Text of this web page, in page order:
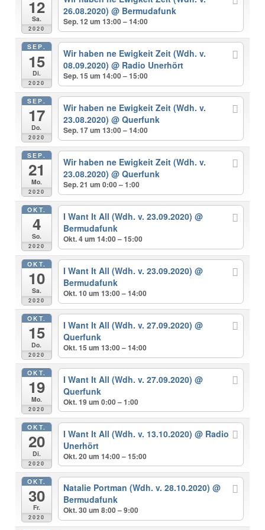
12
Sa.
2020
26.08.2020) @ Bermudafunk
Sep. 12 um 13:00 – 14:00
SEP.
15
Di.
2020
Wir haben ne Ewigkeit Zeit (Wdh. v.
08.09.2020) @ Radio Unerhört
Sep. 15 um 14:00 – 15:00
SEP.
17
Do.
2020
Wir haben ne Ewigkeit Zeit (Wdh. v.
23.08.2020) @ Querfunk
Sep. 17 um 13:00 – 14:00
SEP.
21
Mo.
2020
Wir haben ne Ewigkeit Zeit (Wdh. v.
23.08.2020) @ Querfunk
Sep. 21 um 0:00 – 1:00
OKT.
4
So.
2020
I Want It All (Wdh. v. 23.09.2020) @
Bermudafunk
Okt. 4 um 14:00 – 15:00
OKT.
10
Sa.
2020
I Want It All (Wdh. v. 23.09.2020) @
Bermudafunk
Okt. 10 um 13:00 – 14:00
OKT.
15
Do.
2020
I Want It All (Wdh. v. 27.09.2020) @
Querfunk
Okt. 15 um 13:00 – 14:00
OKT.
19
Mo.
2020
I Want It All (Wdh. v. 27.09.2020) @
Querfunk
Okt. 19 um 0:00 – 1:00
OKT.
20
Di.
2020
I Want It All (Wdh. v. 13.10.2020) @ Radio
Unerhört
Okt. 20 um 14:00 – 15:00
OKT.
30
Fr.
2020
Natalie Portman (Wdh. v. 28.10.2020) @
Bermudafunk
Okt. 30 um 8:00 – 9:00